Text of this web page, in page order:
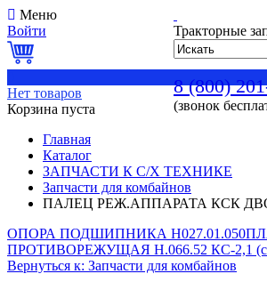
Тракторные
8 (800)
(звонок
Меню
Войти
Нет товаров
Корзина пуста
Главная
Каталог
ЗАПЧАСТИ К С/Х ТЕХНИКЕ
Запчасти для комбайнов
ПАЛЕЦ РЕЖ.АППАРАТА КСК
ОПОРА ПОДШИПНИКА Н027.01.050
ПРОТИВОРЕЖУЩАЯ Н.066.52 КС-2,1 (с
Вернуться к: Запчасти для комбайнов